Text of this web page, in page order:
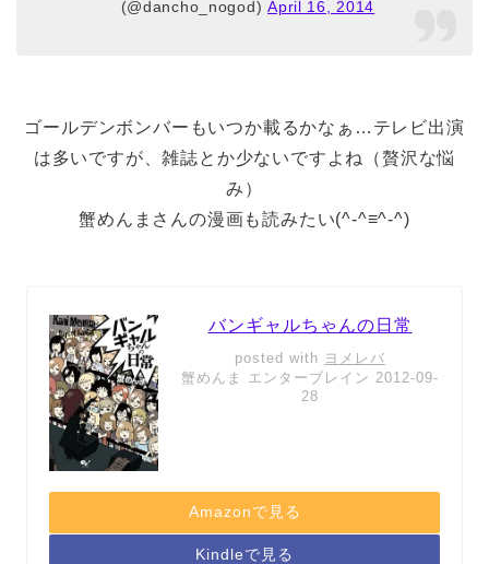
(@dancho_nogod)April 16, 2014
ゴールデンボンバーもいつか載るかなぁ…テレビ出演
は多いですが、雑誌とか少ないですよね（贅沢な悩
み）
蟹めんまさんの漫画も読みたい(^-^≡^-^)
バンギャルちゃんの日常
posted with ヨメレバ
蟹めんま エンターブレイン 2012-09-
28
Amazonで見る
Kindleで見る